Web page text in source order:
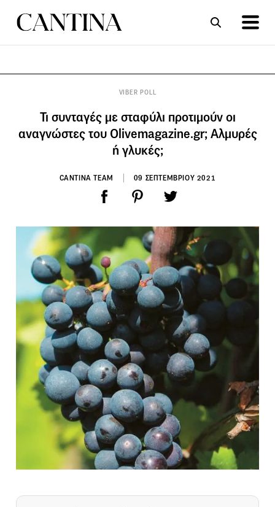
VIBER POLL
Τι συνταγές με σταφύλι προτιμούν οι
αναγνώστες του Olivemagazine.gr; Aλμυρές
ή γλυκές;
CANTINA TEAM 09 ΣΕΠΤΕΜΒΡΙΟΥ 2021